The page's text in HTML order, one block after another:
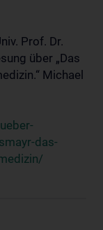
Prof. Dr.
über „Das
Michael
das-